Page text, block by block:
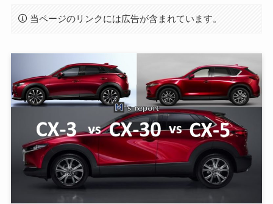
当ページのリンクには広告が含まれています。